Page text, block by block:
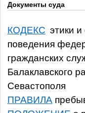
Документы суда
КОДЕКС этики
поведения
гражданских
Балаклавского
Севастополя
ПРАВИЛА